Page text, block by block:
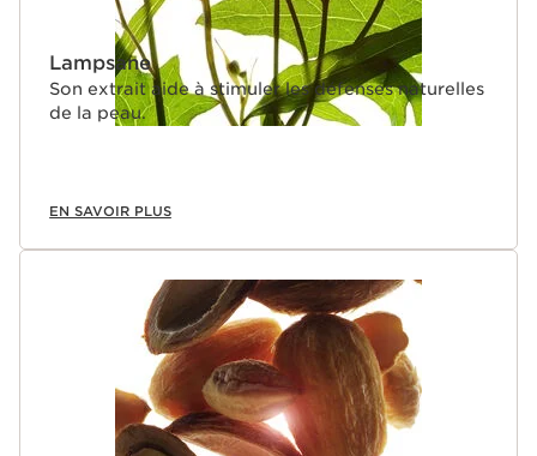
Lampsane
Son extrait aide à stimuler les défenses naturelles
de la peau.
EN SAVOIR PLUS